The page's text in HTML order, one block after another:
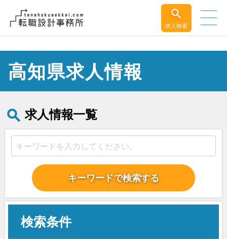
求人検索
高知県求人情報
求人情報一覧
キーワードで検索する
検索条件